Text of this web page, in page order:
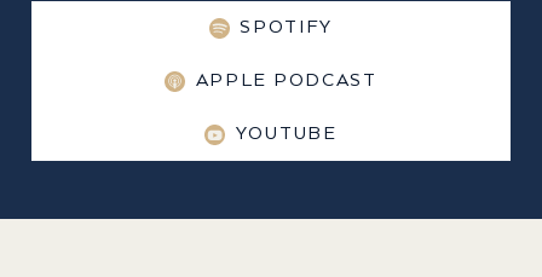
SPOTIFY
APPLE PODCAST
YOUTUBE